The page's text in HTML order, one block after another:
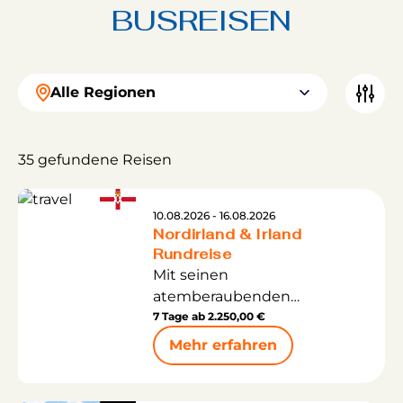
BUSREISEN
Alle Regionen
35 gefundene Reisen
10.08.2026 - 16.08.2026
Nordirland & Irland
Rundreise
Mit seinen
atemberaubenden
Landschaften, spannenden
Geschichten und herrlichen
Aussichten aufs Meer stielt
7 Tage ab 2.250,00 €
Mehr erfahren